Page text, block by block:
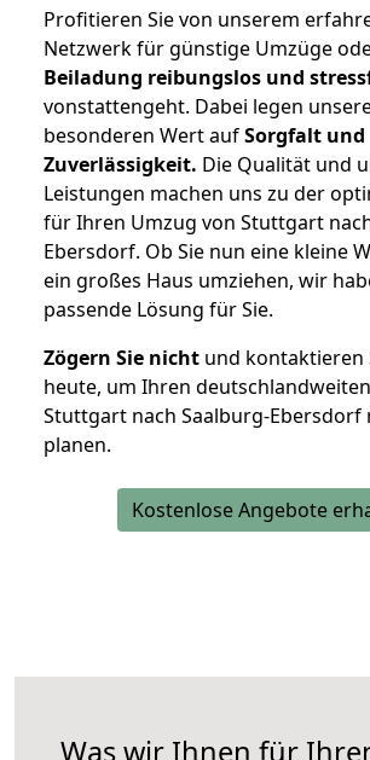
Profitieren Sie von unserem
Netzwerk für günstige Umzüge
Beiladung reibungslos und
vonstattengeht. Dabei legen
besonderen Wert aufSorgfalt und
Zuverlässigkeit. Die Qualität und
Leistungen machen uns zu der
für Ihren Umzug von Stuttgart
Ebersdorf. Ob Sie nun eine kleine
ein großes Haus umziehen, wir
passende Lösung für Sie.
Zögern Sie nicht und kontaktieren
heute, um Ihren
Stuttgart nach Saalburg-Ebersdorf
planen.
Kostenlose Angebote
Was wir Ihnen für